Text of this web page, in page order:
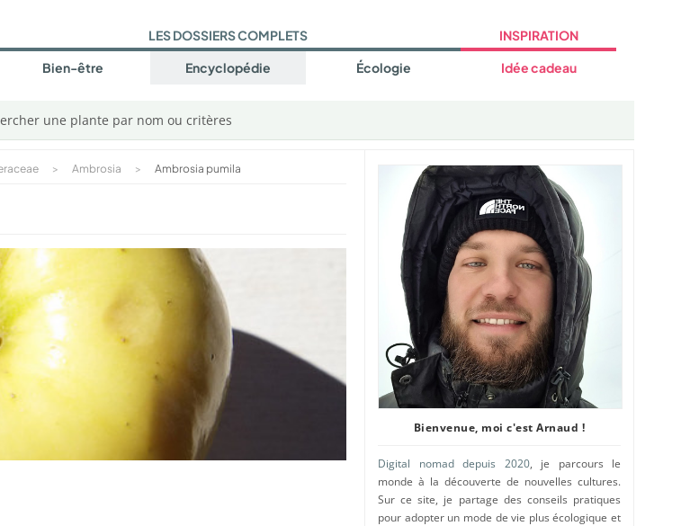
LES DOSSIERS COMPLETS
Bien-être Encyclopédie Écologie
INSPIRATION
Idée cadeau
une plante par nom ou critères
> Ambrosia > Ambrosia pumila
Bienvenue, moi c'est Arnaud !
Digital nomad depuis 2020, je parcours le
monde à la découverte de nouvelles cultures.
Sur ce site, je partage des conseils pratiques
pour adopter un mode de vie plus écologique et